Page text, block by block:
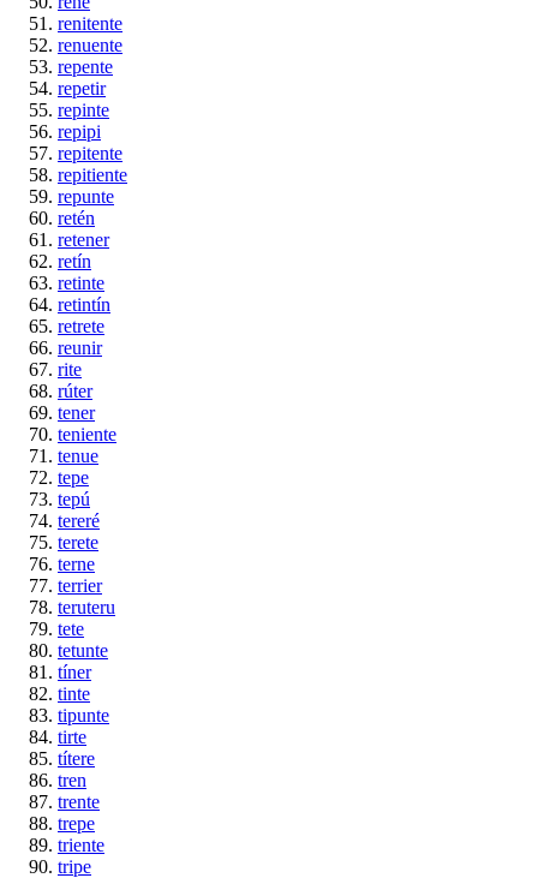
renitente
renuente
repente
repetir
repinte
repipi
repitente
repitiente
repunte
retén
retener
retín
retinte
retintín
retrete
reunir
rite
rúter
tener
teniente
tenue
tepe
tepú
tereré
terete
terne
terrier
teruteru
tete
tetunte
tíner
tinte
tipunte
tirte
títere
tren
trente
trepe
triente
tripe